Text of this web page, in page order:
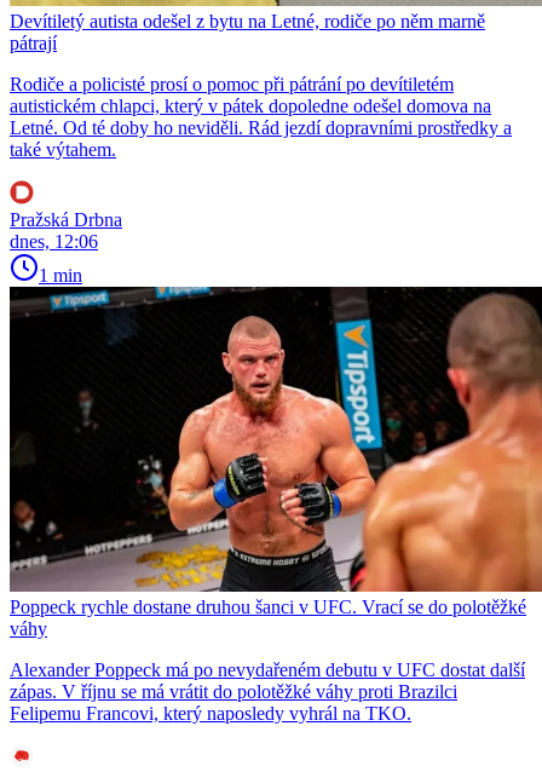
Devítiletý autista odešel z bytu na Letné, rodiče po něm marně
pátrají
Rodiče a policisté prosí o pomoc při pátrání po devítiletém
autistickém chlapci, který v pátek dopoledne odešel domova na
Letné. Od té doby ho neviděli. Rád jezdí dopravními prostředky a
také výtahem.
Pražská Drbna
dnes, 12:06
1 min
Poppeck rychle dostane druhou šanci v UFC. Vrací se do polotěžké
váhy
Alexander Poppeck má po nevydařeném debutu v UFC dostat další
zápas. V říjnu se má vrátit do polotěžké váhy proti Brazilci
Felipemu Francovi, který naposledy vyhrál na TKO.